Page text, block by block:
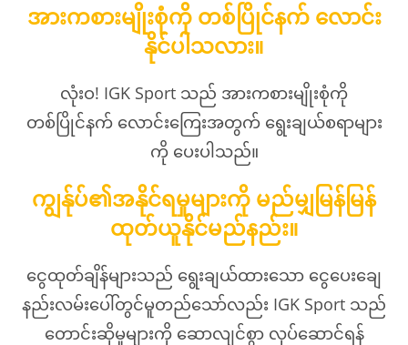
အားကစားမျိုးစုံကို တစ်ပြိုင်နက် လောင်း
နိုင်ပါသလား။
လုံးဝ! IGK Sport သည် အားကစားမျိုးစုံကို
တစ်ပြိုင်နက် လောင်းကြေးအတွက် ရွေးချယ်စရာများ
ကို ပေးပါသည်။
ကျွန်ုပ်၏အနိုင်ရမှုများကို မည်မျှမြန်မြန်
ထုတ်ယူနိုင်မည်နည်း။
ငွေထုတ်ချိန်များသည် ရွေးချယ်ထားသော ငွေပေးချေ
နည်းလမ်းပေါ်တွင်မူတည်သော်လည်း IGK Sport သည်
တောင်းဆိုမှုများကို ဆောလျင်စွာ လုပ်ဆောင်ရန်